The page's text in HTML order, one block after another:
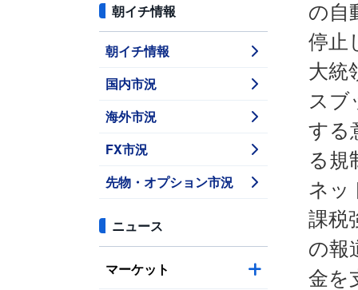
朝イチ情報
朝イチ情報
国内市況
海外市況
FX市況
先物・オプション市況
ニュース
マーケット
の自
停止
大統
スブ
する
る規
ネッ
課税
の報
金を